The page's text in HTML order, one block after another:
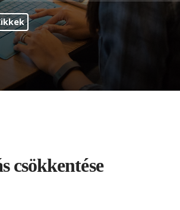
csökkentése